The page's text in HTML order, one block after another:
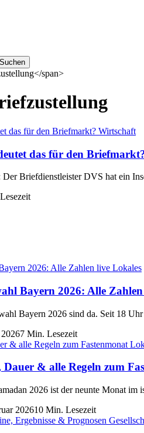
Suchen
span>
Wirtschaft
das für den
Briefdienstleister DVS hat ein
Lokales
Bayern 2026: Alle
Bayern 2026 sind da. Seit 18
7 Min. Lesezeit
& alle Regeln zum
2026 ist der neunte Monat
202610 Min. Lesezeit